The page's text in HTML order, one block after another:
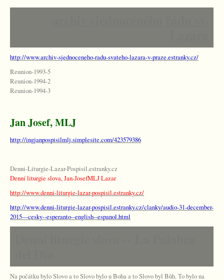
http://www.archiv-sjednoceneho-radu-svateho-lazara-v-praze.estranky.cz/
Reunion-1993-5
Reunion-1994-2
Reunion-1994-3
Jan Josef, MLJ
http://ingjanpospisilmlj.simplesite.com/423579386
Denni-Liturgie-Lazar-Pospisil.estranky.cz
Denní liturgie slova, Jan-JosefMLJ Lazar
http://www.denni-liturgie-lazar-pospisil.estranky.cz/
http://www.denni-liturgie-lazar-pospisil.estranky.cz/clanky/audio-31-december-
2015---cesky--esperanto--english--espanol.html
Na počátku bylo Slovo a to Slovo bylo u Boha a to Slovo byl Bůh. To bylo na